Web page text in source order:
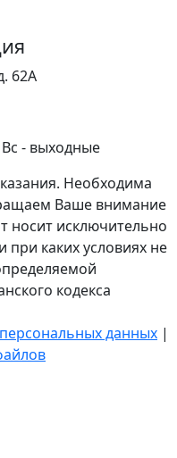
62А
- выходные
Необходима
Ваше внимание
носит исключительно
каких условиях не
кодекса
данных |